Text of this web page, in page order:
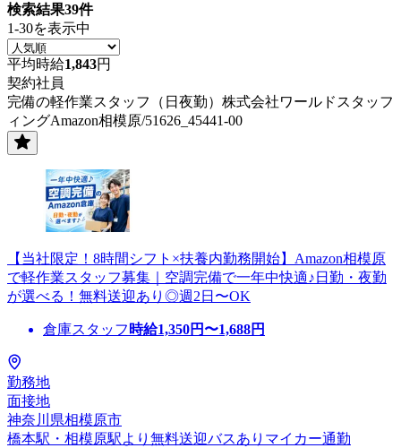
検索結果39件
1-30を表示中
平均時給1,843円
契約社員
完備の軽作業スタッフ（日夜勤）株式会社ワールドスタッフ
ィングAmazon相模原/51626_45441-00
【当社限定！8時間シフト×扶養内勤務開始】Amazon相模原
で軽作業スタッフ募集｜空調完備で一年中快適♪日勤・夜勤
が選べる！無料送迎あり◎週2日〜OK
倉庫スタッフ 時給1,350円〜1,688円
勤務地
面接地
神奈川県相模原市
橋本駅・相模原駅より無料送迎バスありマイカー通勤